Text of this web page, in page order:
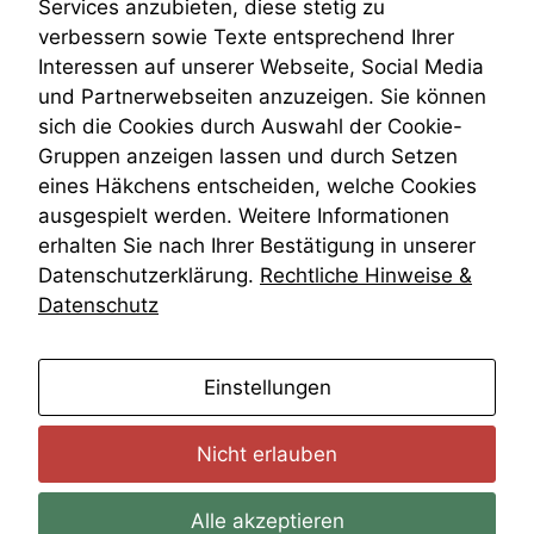
VRK
Wiederherstellungsanordnung
Zivilprozessordnung
ZPO
Zustellfiktion
Zuständigkeit
Öffentliches Personalrecht
Öffentlichkeitsprinzip
Services anzubieten, diese stetig zu
verbessern sowie Texte entsprechend Ihrer
Interessen auf unserer Webseite, Social Media
und Partnerwebseiten anzuzeigen. Sie können
sich die Cookies durch Auswahl der Cookie-
Gruppen anzeigen lassen und durch Setzen
eines Häkchens entscheiden, welche Cookies
ausgespielt werden. Weitere Informationen
erhalten Sie nach Ihrer Bestätigung in unserer
Datenschutzerklärung. Rechtliche Hinweise &
Datenschutz
Einstellungen
Nicht erlauben
Alle akzeptieren